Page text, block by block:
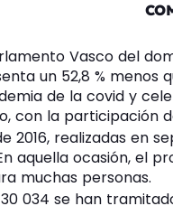
Vasco del
un 52,8 % menos
de la covid y
la participación
2016, realizadas en
aquella ocasión, el
muchas personas.
034 se han